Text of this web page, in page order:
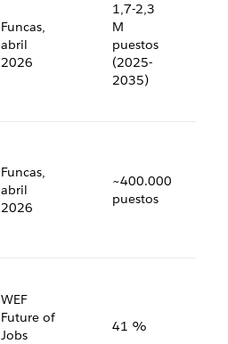
Funcas,
abril
2026
1,7-2,3
M
puestos
(2025-
2035)
Funcas,
abril
2026
~400.000
puestos
WEF
Future of
Jobs
41 %